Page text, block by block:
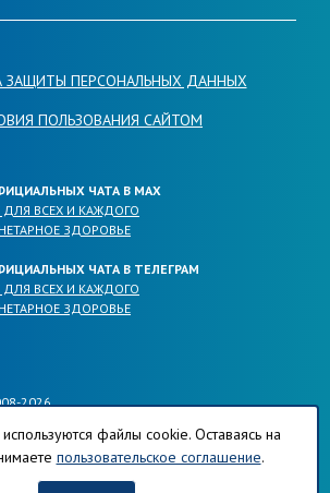
ЗАЩИТЫ ПЕРСОНАЛЬНЫХ ДАННЫХ
ПОЛЬЗОВАНИЯ САЙТОМ
ЧАТА В МАХ
ВСЕХ И КАЖДОГО
ЗДОРОВЬЕ
ЧАТА В ТЕЛЕГРАМ
ВСЕХ И КАЖДОГО
ЗДОРОВЬЕ
2026
РЕГИОНОВ.РФ
РЕГИОНОВ.РФ
ПЛАНЕТА-РЕГИОНОВ.РФ
файлы cookie. Оставаясь на
пользовательское соглашение.